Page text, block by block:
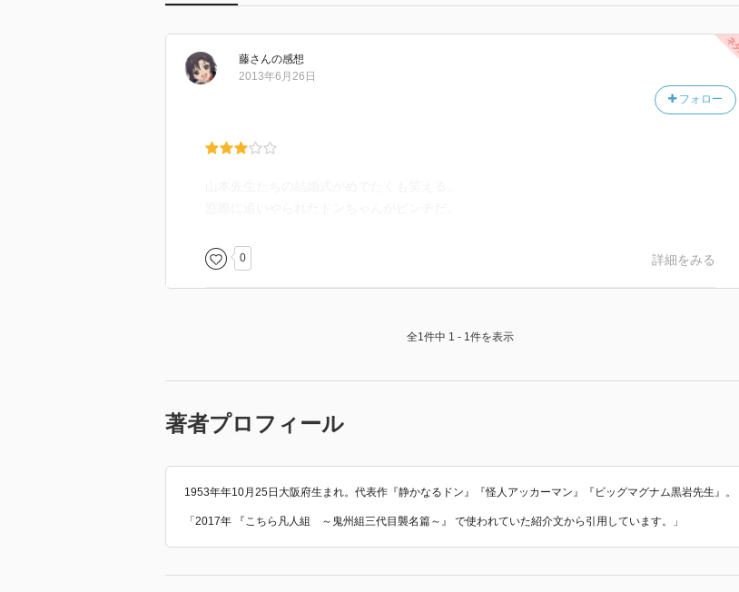
藤さんの感想
フォロー
2013年6月26日
0 詳細をみる
全1件中 1 - 1件を表示
著者プロフィール
1953年年10月25日大阪府生まれ。代表作『静かなるドン』『怪人アッカーマン』『ビッグマグナム黒岩先生』。
「2017年 『こちら凡人組 ～鬼州組三代目襲名篇～』 で使われていた紹介文から引用しています。」